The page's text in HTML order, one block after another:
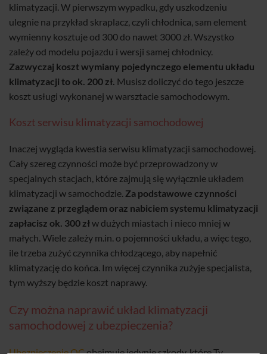
klimatyzacji. W pierwszym wypadku, gdy uszkodzeniu
ulegnie na przykład skraplacz, czyli chłodnica, sam element
wymienny kosztuje od 300 do nawet 3000 zł. Wszystko
zależy od modelu pojazdu i wersji samej chłodnicy.
Zazwyczaj koszt wymiany pojedynczego elementu układu
klimatyzacji to ok. 200 zł. Musisz doliczyć do tego jeszcze
koszt usługi wykonanej w warsztacie samochodowym.
Koszt serwisu klimatyzacji samochodowej
Inaczej wygląda kwestia serwisu klimatyzacji samochodowej.
Cały szereg czynności może być przeprowadzony w
specjalnych stacjach, które zajmują się wyłącznie układem
klimatyzacji w samochodzie. Za podstawowe czynności
związane z przeglądem oraz nabiciem systemu klimatyzacji
zapłacisz ok. 300 złw dużych miastach i nieco mniej w
małych. Wiele zależy m.in. o pojemności układu, a więc tego,
ile trzeba zużyć czynnika chłodzącego, aby napełnić
klimatyzację do końca. Im więcej czynnika zużyje specjalista,
tym wyższy będzie koszt naprawy.
Czy można naprawić układ klimatyzacji
samochodowej z ubezpieczenia?